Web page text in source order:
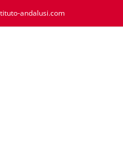
andalusi.com